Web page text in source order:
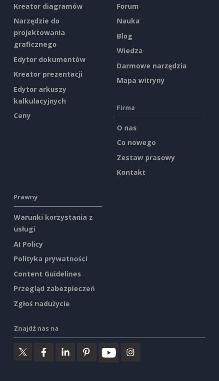
Kreator diagramów
Narzędzie do
projektowania
graficznego
Edytor dokumentów
Kreator prezentacji
Edytor arkuszy
kalkulacyjnych
Ceny
Forum
Nauka
Blog
Wiedza
Darmowe narzędzia
Mapa witryny
Firma
O nas
Co nowego
Zestaw prasowy
Kontakt
Prawny
Warunki korzystania z
usługi
AI Policy
Polityka prywatności
Content Guidelines
Przegląd zabezpieczeń
Zgłoś nadużycie
Znajdź nas na